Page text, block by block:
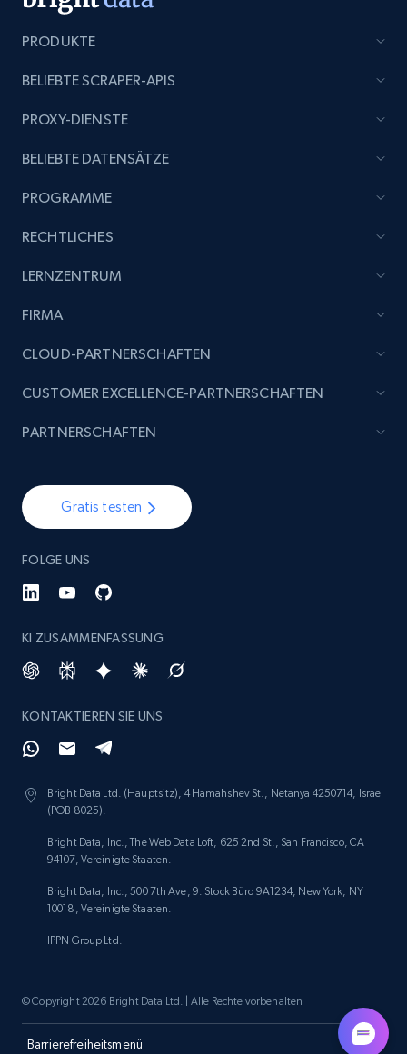
PRODUKTE
BELIEBTE SCRAPER-APIS
PROXY-DIENSTE
BELIEBTE DATENSÄTZE
PROGRAMME
RECHTLICHES
LERNZENTRUM
FIRMA
Gratis testen
FOLGE UNS
KI ZUSAMMENFASSUNG
KONTAKTIEREN SIE UNS
Bright Data Ltd. (Hauptsitz), 4 Hamahshev St., Netanya 4250714, Israel
(POB 8025).
Bright Data, Inc., The Web Data Loft, 625 2nd St., San Francisco, CA
94107, Vereinigte Staaten.
Bright Data, Inc., 500 7th Ave, 9. Stock Büro 9A1234, New York, NY
10018, Vereinigte Staaten.
IPPN Group Ltd.
CLOUD-PARTNERSCHAFTEN
CUSTOMER EXCELLENCE-PARTNERSCHAFTEN
PARTNERSCHAFTEN
Barrierefreiheitsmenü
© Copyright 2026 Bright Data Ltd. | Alle Rechte vorbehalten